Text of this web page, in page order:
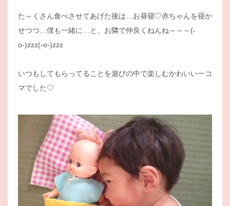
た～くさん食べさせてあげた後は…お昼寝♡赤ちゃんを寝か
せつつ…僕も一緒に…と、お隣で仲良くねんね～～～(-
o-)zzz(-o-)zzz
いつもしてもらってることを遊びの中で楽しむかわいい一コ
マでした♡